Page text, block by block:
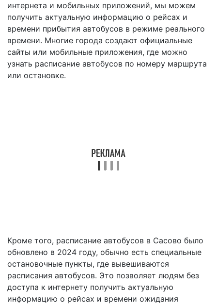
интернета и мобильных приложений, мы можем
получить актуальную информацию о рейсах и
времени прибытия автобусов в режиме реального
времени. Многие города создают официальные
сайты или мобильные приложения, где можно
узнать расписание автобусов по номеру маршрута
или остановке.
Кроме того, расписание автобусов в Сасово было
обновлено в 2024 году, обычно есть специальные
остановочные пункты, где вывешиваются
расписания автобусов. Это позволяет людям без
доступа к интернету получить актуальную
информацию о рейсах и времени ожидания